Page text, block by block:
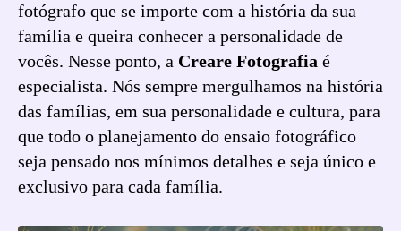
fotógrafo que se importe com a história da sua
família e queira conhecer a personalidade de
vocês. Nesse ponto, a Creare Fotografia é
especialista. Nós sempre mergulhamos na história
das famílias, em sua personalidade e cultura, para
que todo o planejamento do ensaio fotográfico
seja pensado nos mínimos detalhes e seja único e
exclusivo para cada família.